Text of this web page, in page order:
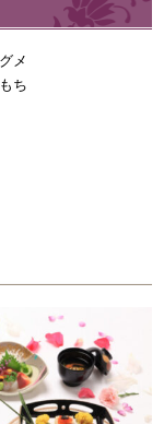
メ
ち